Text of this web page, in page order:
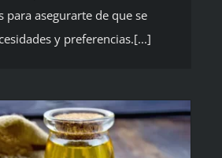
para asegurarte de que se
y preferencias.[...]